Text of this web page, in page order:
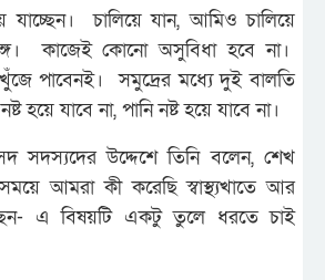
যাচ্ছেন। চালিয়ে যান, আমিও চালিয়ে
কাজেই কোনো অসুবিধা হবে না।
পাবেনই। সমুদ্রের মধ্যে দুই বালতি
হয়ে যাবে না, পানি নষ্ট হয়ে যাবে না।
সদস্যদের উদ্দেশে তিনি বলেন, শেখ
আমরা কী করেছি স্বাস্থ্যখাতে আর
এ বিষয়টি একটু তুলে ধরতে চাই